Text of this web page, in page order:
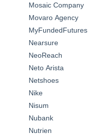
Mosaic Company
Movaro Agency
MyFundedFutures
Nearsure
NeoReach
Neto Arista
Netshoes
Nike
Nisum
Nubank
Nutrien